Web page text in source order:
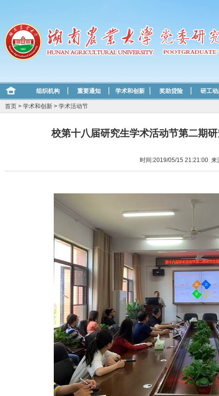
组织机构 重要通知 学术和创新 奖助贷险 研工
首页 > 学术和创新 > 学术活动节
校第十八届研究生学术活动节第二期
时间:2019/05/15 21:21:00